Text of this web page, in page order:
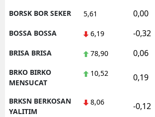
BORSK BOR SEKER 5,61 0,00
BOSSA BOSSA 6,19 -0,32
BRISA BRISA 78,90 0,06
BRKO BIRKO
MENSUCAT
10,52 0,19
BRKSN BERKOSAN
YALITIM
8,06 -0,12